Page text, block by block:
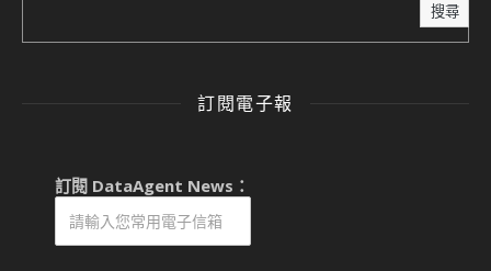
搜尋
訂閱電子報
訂閱 DataAgent News：